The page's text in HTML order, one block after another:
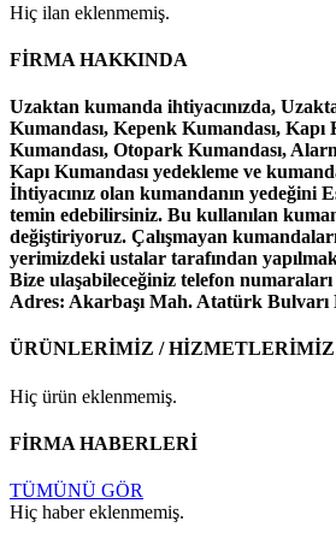
Hiç ilan eklenmemiş.
FİRMA HAKKINDA
Uzaktan kumanda ihtiyacınızda,
Kumandası, Kepenk Kumandası, Kapı
Kumandası, Otopark Kumandası,
Kapı Kumandası yedekleme ve
İhtiyacınız olan kumandanın yedeğini
temin edebilirsiniz. Bu kullanılan
değiştiriyoruz. Çalışmayan
yerimizdeki ustalar tarafından
Bize ulaşabileceğiniz telefon
Adres: Akarbaşı Mah. Atatürk Bulvarı
ÜRÜNLERİMİZ / HİZMETLERİMİZ
Hiç ürün eklenmemiş.
FİRMA HABERLERİ
TÜMÜNÜ GÖR
Hiç haber eklenmemiş.